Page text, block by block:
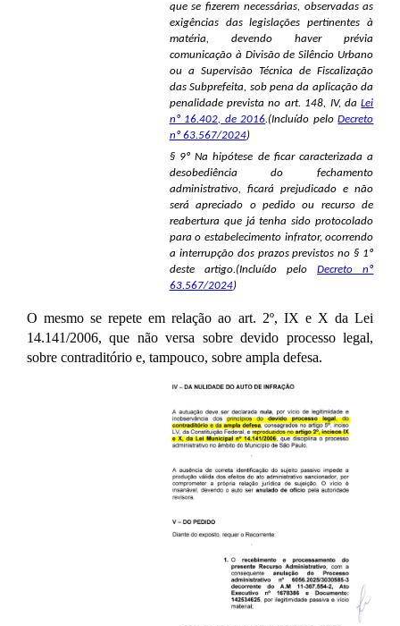
que se fizerem necessárias, observadas as
exigências das legislações pertinentes à
matéria, devendo haver prévia
comunicação à Divisão de Silêncio Urbano
ou a Supervisão Técnica de Fiscalização
das Subprefeita, sob pena da aplicação da
penalidade prevista no art. 148, IV, daLei
nº 16.402, de 2016.(Incluído peloDecreto
nº 63.567/2024)
§ 9º Na hipótese de ficar caracterizada a
desobediência do fechamento
administrativo, ficará prejudicado e não
será apreciado o pedido ou recurso de
reabertura que já tenha sido protocolado
para o estabelecimento infrator, ocorrendo
a interrupção dos prazos previstos no § 1º
deste artigo.(Incluído peloDecreto nº
63.567/2024)
O mesmo se repete em relação ao art. 2º, IX e X da Lei
14.141/2006, que não versa sobre devido processo legal,
sobre contraditório e, tampouco, sobre ampla defesa.